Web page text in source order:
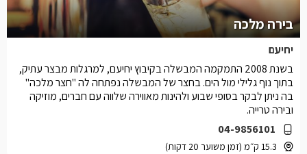
בירה מלכה
יחיעם
04-9856101
15.3 ק״מ (זמן משוער 20 דקות)
בשנת 2008 התמקמה המבשלה בקיבוץ יחיעם, למרגלות מבצר עתיק,
בתוך נוף גלילי מול הים. בחצר של המבשלה נפתחה לה "חצר מלכה"
בה ניתן לבקר בסופי שבוע ולהינות מאווירה שלווה עם חברים, מוזיקה
ובירה טרייה.